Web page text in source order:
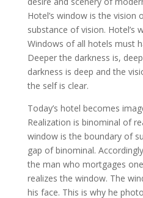
Hotel’s window is the vision
substance of vision. Hotel’s
Windows of all hotels must
Deeper the darkness is,
darkness is deep and the
the self is clear.
Today’s hotel becomes
Realization is binominal of
window is the boundary of
gap of binominal.
the man who mortgages
realizes the window. The
his face. This is why he